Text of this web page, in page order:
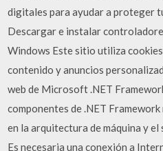
digitales para ayudar a proteger
Descargar e instalar
Windows Este sitio utiliza
contenido y anuncios
web de Microsoft .NET
componentes de .NET
en la arquitectura de máquina y
Es necesaria una conexión a